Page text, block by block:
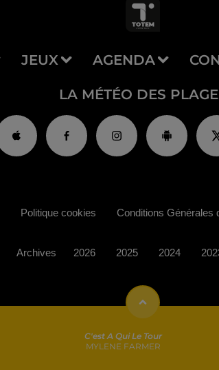
JEUX AGENDA
LA MÉTÉO DES
C'est A Qui Le Tour
MYLENE FARMER
Politique cookies Conditions Générales
Archives 2026 2025 2024